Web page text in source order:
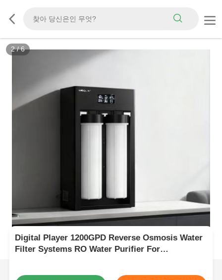
2/6
Digital Player 1200GPD Reverse Osmosis Water
Filter Systems RO Water Purifier For